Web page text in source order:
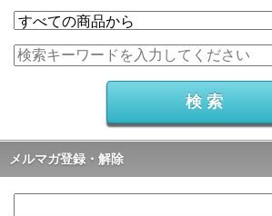
メルマガ登録・解除